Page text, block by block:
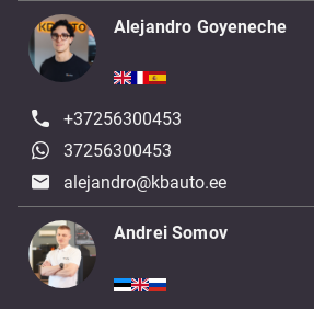
Alejandro Goyeneche
+37256300453
37256300453
alejandro@kbauto.ee
Andrei Somov